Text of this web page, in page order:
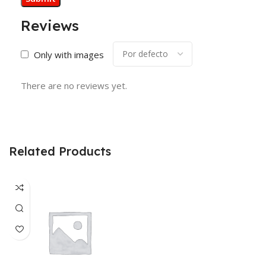
Reviews
Only with images
There are no reviews yet.
Related Products